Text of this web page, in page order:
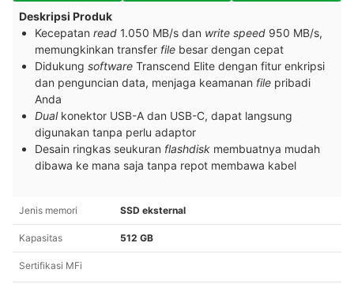
Deskripsi Produk
Kecepatan read 1.050 MB/s dan write speed 950 MB/s,
memungkinkan transfer file besar dengan cepat
Didukung software Transcend Elite dengan fitur enkripsi
dan penguncian data, menjaga keamanan file pribadi
Anda
Dualkonektor USB-A dan USB-C, dapat langsung
digunakan tanpa perlu adaptor
Desain ringkas seukuran flashdisk membuatnya mudah
dibawa ke mana saja tanpa repot membawa kabel
Jenis memori SSD eksternal
Kapasitas 512 GB
Sertifikasi MFi